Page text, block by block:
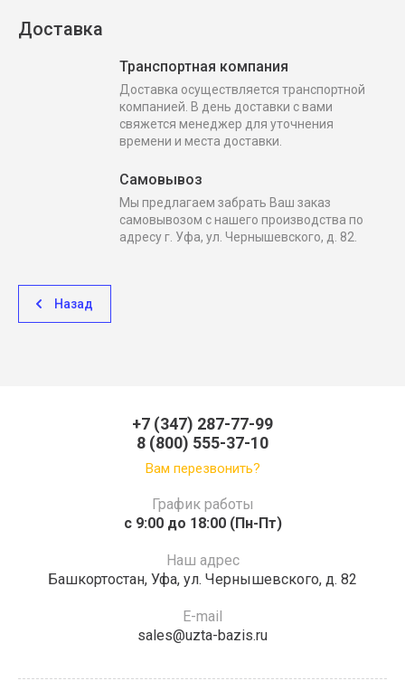
Доставка
Транспортная компания
Доставка осуществляется транспортной
компанией. В день доставки с вами
свяжется менеджер для уточнения
времени и места доставки.
Самовывоз
Мы предлагаем забрать Ваш заказ
самовывозом с нашего производства по
адресу г. Уфа, ул. Чернышевского, д. 82.
Назад
+7 (347) 287-77-99
8 (800) 555-37-10
Вам перезвонить?
График работы
c 9:00 до 18:00 (Пн-Пт)
Наш адрес
Башкортостан, Уфа, ул. Чернышевского, д. 82
E-mail
sales@uzta-bazis.ru